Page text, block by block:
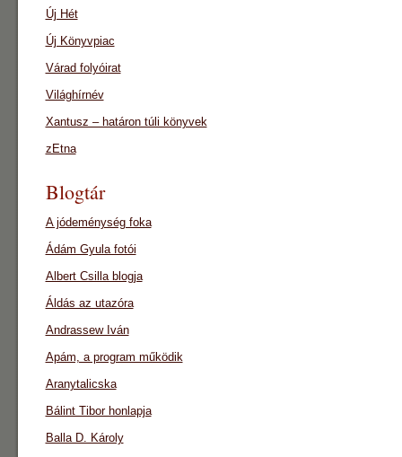
Új Hét
Új Könyvpiac
Várad folyóirat
Világhírnév
Xantusz – határon túli könyvek
zEtna
Blogtár
A jódeménység foka
Ádám Gyula fotói
Albert Csilla blogja
Áldás az utazóra
Andrassew Iván
Apám, a program működik
Aranytalicska
Bálint Tibor honlapja
Balla D. Károly